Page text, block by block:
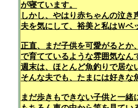
が寝ています。
しかし、やはり赤ちゃんの泣
夫を気にして、裕美と私はＷベ
正直、まだ子供を可愛がるとか
で育てているような雰囲気なん
週末は、ほとんど魚釣りで居な
そんな夫でも、たまには好きな
まだ歩きもできない子供と一